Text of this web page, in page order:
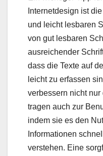
Internetdesign ist
und leicht lesbaren
von gut lesbaren
ausreichender
dass die Texte auf
leicht zu erfassen
verbessern nicht
tragen auch zur
indem sie es den
Informationen
verstehen. Eine